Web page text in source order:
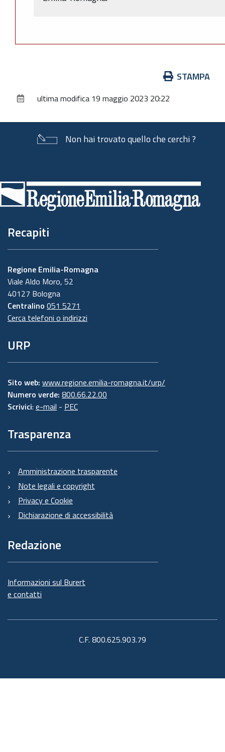
documento
STAMPA
ultima modifica 19 maggio 2023 20:22
Non hai trovato quello che cerchi ?
di
pagina
Recapiti
Regione Emilia-Romagna
Viale Aldo Moro, 52
40127 Bologna
Centralino 051 5271
Cerca telefoni o indirizzi
URP
Sito web: www.regione.emilia-romagna.it/urp/
Numero verde: 800.66.22.00
Scrivici: e-mail - PEC
Trasparenza
Amministrazione trasparente
Note legali e copyright
Privacy e Cookie
Dichiarazione di accessibilità
Redazione
Informazioni sul Burert
e contatti
C.F. 800.625.903.79